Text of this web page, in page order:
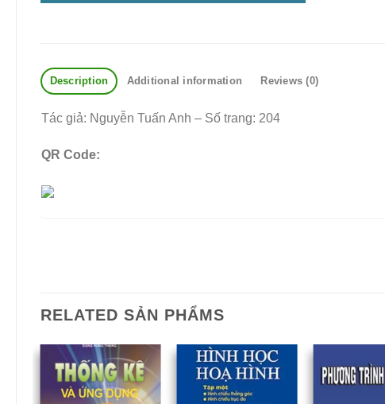
Description Additional information Reviews (0)
Tác giả: Nguyễn Tuấn Anh – Số trang: 204
QR Code:
RELATED SẢN PHẨMS